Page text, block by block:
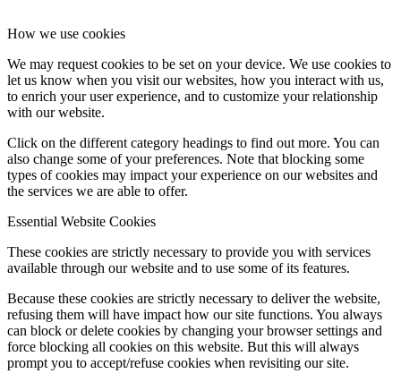
How we use cookies
We may request cookies to be set on your device. We use cookies to
let us know when you visit our websites, how you interact with us,
to enrich your user experience, and to customize your relationship
with our website.
Click on the different category headings to find out more. You can
also change some of your preferences. Note that blocking some
types of cookies may impact your experience on our websites and
the services we are able to offer.
Essential Website Cookies
These cookies are strictly necessary to provide you with services
available through our website and to use some of its features.
Because these cookies are strictly necessary to deliver the website,
refusing them will have impact how our site functions. You always
can block or delete cookies by changing your browser settings and
force blocking all cookies on this website. But this will always
prompt you to accept/refuse cookies when revisiting our site.